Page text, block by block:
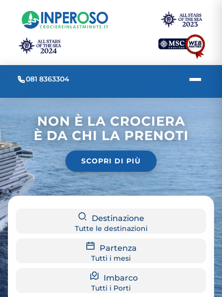
081 8363304
NON È LA CROCIERA
È DA CHI LA PRENOTI
SCOPRI DI PIÙ
Destinazione
Tutte le destinazioni
Partenza
Tutti i mesi
Imbarco
Tutti i Porti